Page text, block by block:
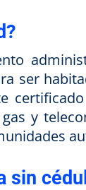
ser
y
sin